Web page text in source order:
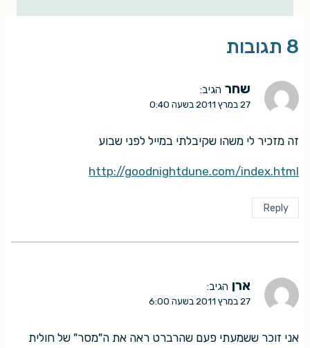
8 תגובות
שחר הגיב:
27 במרץ 2011 בשעה 0:40
זה מזכיר לי משהו שקיבלתי במייל לפני שבוע
http://goodnightdune.com/index.html
Reply
ארן הגיב:
27 במרץ 2011 בשעה 6:00
אני זוכר ששמעתי פעם שהרברט ראה את ה"מסר" של חולית